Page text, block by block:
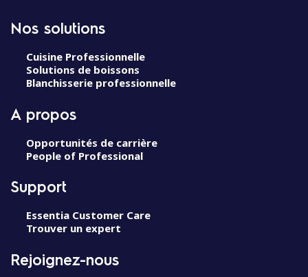
Nos solutions
Cuisine Professionnelle
Solutions de boissons
Blanchisserie professionnelle
A propos
Opportunités de carrière
People of Professional
Support
Essentia Customer Care
Trouver un expert
Rejoignez-nous